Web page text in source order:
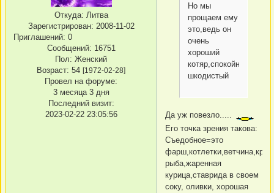
Откуда: Литва
Зарегистрирован: 2008-11-02
Приглашений: 0
Сообщений: 16751
Пол: Женский
Возраст: 54 [1972-02-28]
Провел на форуме:
3 месяца 3 дня
Последний визит:
2023-02-22 23:05:56
Но мы
прощаем ему
это,ведь он
очень
хороший
котяр,спокойный,не
шкодистый
Да уж повезло.....
Его точка зрения такова:
Съедобное=это
рыба,жаренная
курица,ставрида в своем
соку, оливки, хорошая